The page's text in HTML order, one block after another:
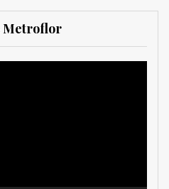
Metroflor